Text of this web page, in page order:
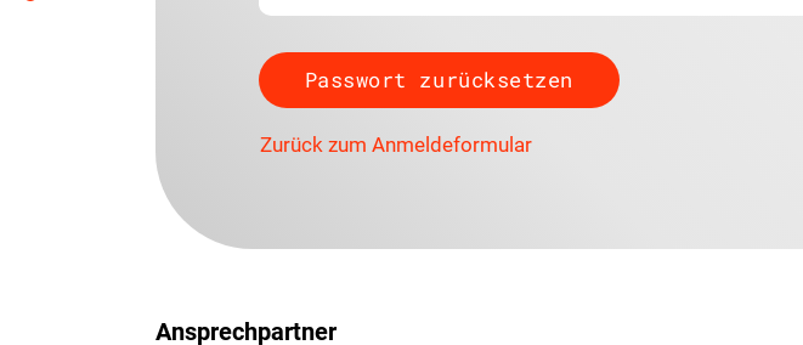
Zurück zum Anmeldeformular
Ansprechpartner